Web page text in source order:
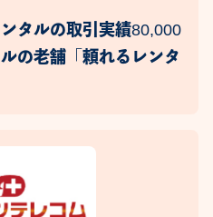
タルの取引実績80,000
の老舗「頼れるレンタ